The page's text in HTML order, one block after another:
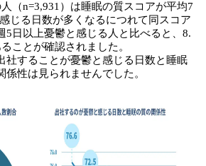
（n=3,931）は睡眠の質スコアが平均7
じる日数が多くなるにつれて同スコア
5日以上憂鬱と感じる人と比べると、8.
ことが確認されました。
社することが憂鬱と感じる日数と睡眠
係性は見られませんでした。